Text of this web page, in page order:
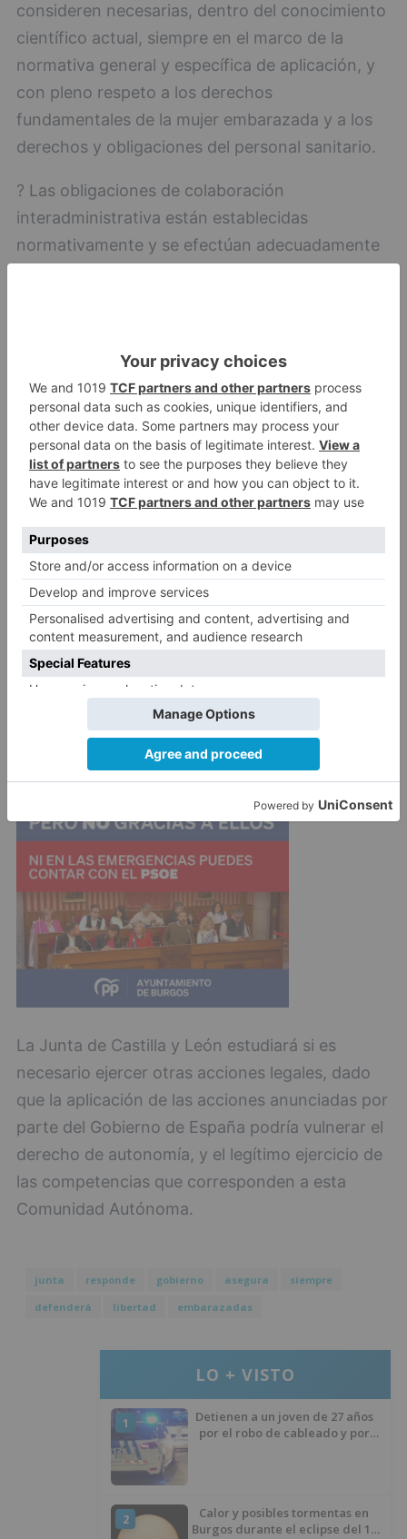
consideren necesarias, dentro del conocimiento
científico actual, siempre en el marco de la
normativa general y específica de aplicación, y
con pleno respeto a los derechos
fundamentales de la mujer embarazada y a los
derechos y obligaciones del personal sanitario.
? Las obligaciones de colaboración
interadministrativa están establecidas
normativamente y se efectúan adecuadamente
Comunidad, en el legítimo ejercicio de sus
competencias, comunique de manera inmediata
a los Ministerios los protocolos, instrumentos,
comunicaciones o instrucciones escritas o
verbales mediante las que ejerza sus debidas
competencias.
En caso de que con esta comunicación y, en su
caso, el requerimiento que mañana pueda
efectuarse, no sea atendido íntegra e
inmediatamente por el Gobierno de España, la
Junta de Castilla y León no descarta
implementar actuaciones jurídicas adicionales, a
la vista de que las acciones anunciadas por el
Gobierno de España pueden contravenir
abiertamente el ordenamiento jurídico.
La Junta de Castilla y León estudiará si es
necesario ejercer otras acciones legales, dado
que la aplicación de las acciones anunciadas por
parte del Gobierno de España podría vulnerar el
derecho de autonomía, y el legítimo ejercicio de
las competencias que corresponden a esta
Comunidad Autónoma.
junta responde gobierno asegura
siempre
defenderá
libertad embarazadas
LO + VISTO
1
Detienen a un joven de 27 años
por el robo de cableado y por
2
Calor y posibles tormentas en
Burgos durante el eclipse del 12